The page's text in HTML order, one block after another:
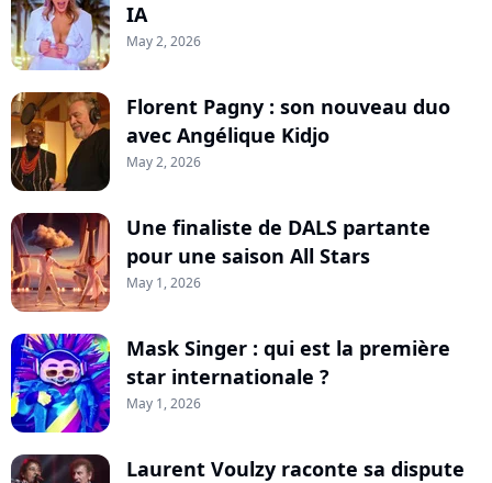
IA
May 2, 2026
Florent Pagny : son nouveau duo
avec Angélique Kidjo
May 2, 2026
Une finaliste de DALS partante
pour une saison All Stars
May 1, 2026
Mask Singer : qui est la première
star internationale ?
May 1, 2026
Laurent Voulzy raconte sa dispute